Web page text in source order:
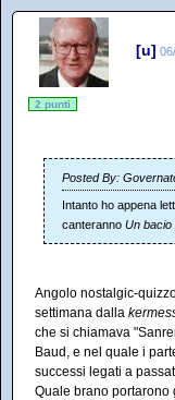
[u]
2 punti
Posted By:
Intanto ho appena
canteranno Un bacio
Angolo nostalgic-
settimana dalla
che si chiamava
Baud, e nel quale i
successi legati a
Quale brano portarono